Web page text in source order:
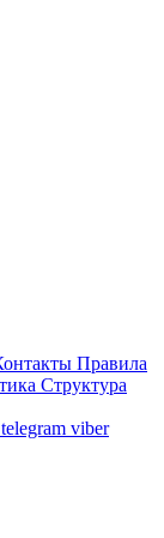
Правила
Структура
telegram viber